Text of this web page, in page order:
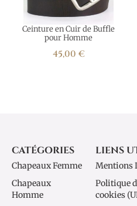
Ceinture en Cuir de Buffle
pour Homme
45,00 €
CATÉGORIES
Chapeaux Femme
Chapeaux
Homme
LIENS
Mentions
Politique
cookies